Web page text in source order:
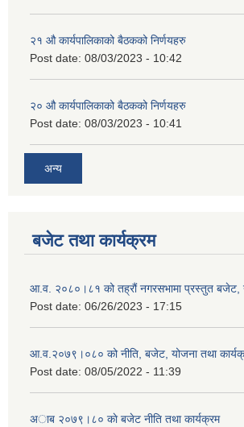
२‍१ औ कार्यपालिकाको बैठकको निर्णयहरु
Post date: 08/03/2023 - 10:42
२‍० औ कार्यपालिकाको बैठकको निर्णयहरु
Post date: 08/03/2023 - 10:41
अन्य
बजेट तथा कार्यक्रम
आ.व. २०८०।८१ को तह्रौं नगरसभामा प्रस्तुत बजेट,
Post date: 06/26/2023 - 17:15
आ.व.२०७९।०८० को नीति, बजेट, योजना तथा
Post date: 08/05/2022 - 11:39
अाब २०७९।८० काे बजेट नीति तथा कार्यक्रम